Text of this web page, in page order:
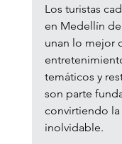
Los turistas
en Medellín
unan lo mejor
temáticos y
son parte
convirtiendo la
inolvidable.